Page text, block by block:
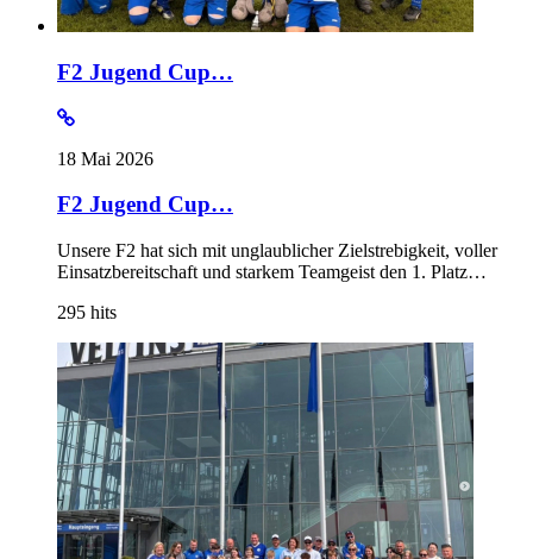
F2 Jugend Cup…
18 Mai 2026
F2 Jugend Cup…
Unsere F2 hat sich mit unglaublicher Zielstrebigkeit, voller
Einsatzbereitschaft und starkem Teamgeist den 1. Platz…
295 hits